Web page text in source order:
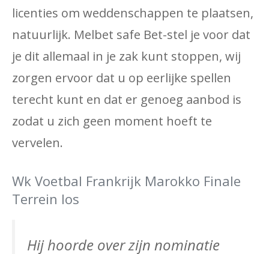
licenties om weddenschappen te plaatsen,
natuurlijk. Melbet safe Bet-stel je voor dat
je dit allemaal in je zak kunt stoppen, wij
zorgen ervoor dat u op eerlijke spellen
terecht kunt en dat er genoeg aanbod is
zodat u zich geen moment hoeft te
vervelen.
Wk Voetbal Frankrijk Marokko Finale
Terrein Ios
Hij hoorde over zijn nominatie